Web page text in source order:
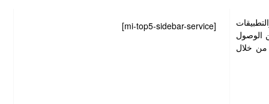
الوصول
خلال
[mi-top5-sidebar-service]